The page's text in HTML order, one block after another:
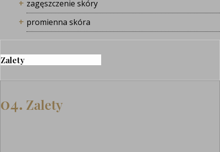
zagęszczenie skóry
promienna skóra
Zalety
04. Zalety